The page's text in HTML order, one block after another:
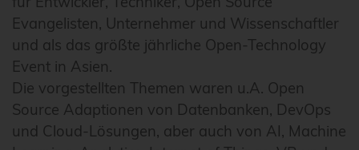
Evangelisten, Unternehmer und Wissenschaftler
und als das größte jährliche Open-Technology
Event in Asien.
Die vorgestellten Themen waren u.A. Open
Source Adaptionen von Datenbanken, DevOps
und Cloud-Lösungen, aber auch von AI, Machine